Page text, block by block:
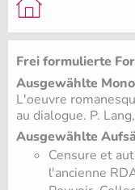
Frei formulierte
Ausgewählte
L'oeuvre
au dialogue. P.
Ausgewählte
Censure et
l'ancienne